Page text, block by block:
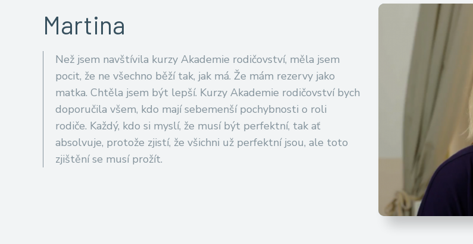
Martina
Než jsem navštívila kurzy Akademie rodičovství, měla jsem
pocit, že ne všechno běží tak, jak má. Že mám rezervy jako
matka. Chtěla jsem být lepší. Kurzy Akademie rodičovství bych
doporučila všem, kdo mají sebemenší pochybnosti o roli
rodiče. Každý, kdo si myslí, že musí být perfektní, tak ať
absolvuje, protože zjistí, že všichni už perfektní jsou, ale toto
zjištění se musí prožít.